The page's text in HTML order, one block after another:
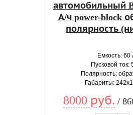
автомобильный
А/ч power-block
полярность
Емкость: 60
Пусковой ток:
Полярность:
Габариты:
8000 руб. /